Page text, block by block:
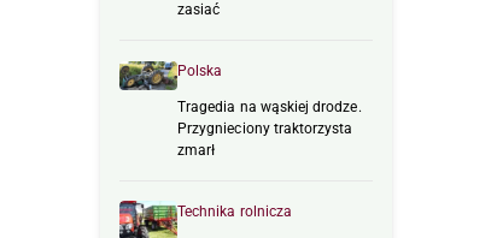
zasiać
Polska
Tragedia na wąskiej drodze.
Przygnieciony traktorzysta
zmarł
Technika rolnicza